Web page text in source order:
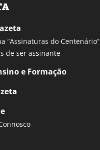
“Assinaturas do Centenário”
de ser assinante
e Formação